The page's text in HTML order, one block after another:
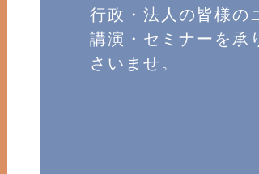
行政・法人の皆様の
講演・セミナーを承
さいませ。